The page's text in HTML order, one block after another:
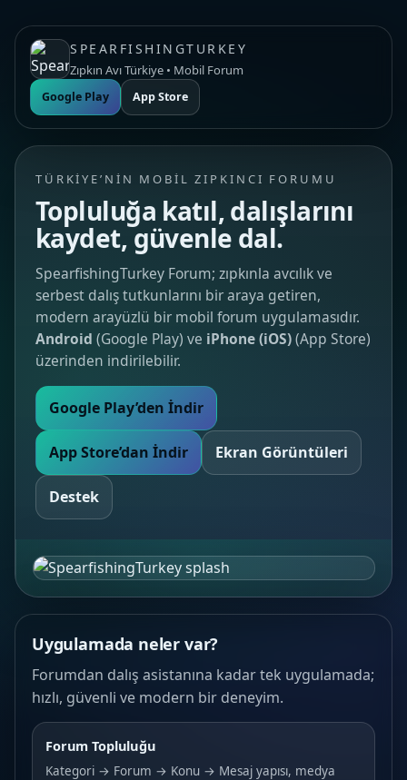
SPEARFISHINGTURKEY
Zıpkın Avı Türkiye • Mobil Forum
Google Play App Store
TÜRKIYE’NIN MOBIL ZIPKINCI FORUMU
Topluluğa katıl, dalışlarını
kaydet, güvenle dal.
SpearfishingTurkey Forum; zıpkınla avcılık ve
serbest dalış tutkunlarını bir araya getiren,
modern arayüzlü bir mobil forum uygulamasıdır.
Android (Google Play) ve iPhone (iOS)(App Store)
üzerinden indirilebilir.
Google Play’den İndir
App Store’dan İndir Ekran Görüntüleri
Destek
Uygulamada neler var?
Forumdan dalış asistanına kadar tek uygulamada;
hızlı, güvenli ve modern bir deneyim.
Forum Topluluğu
Kategori → Forum → Konu → Mesaj yapısı, medya